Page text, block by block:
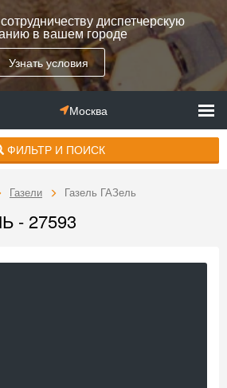
диспетчерскую
в вашем городе
Узнать условия
Москва
ФИЛЬТР И ПОИСК
Газели Газель ГАЗель
- 27593